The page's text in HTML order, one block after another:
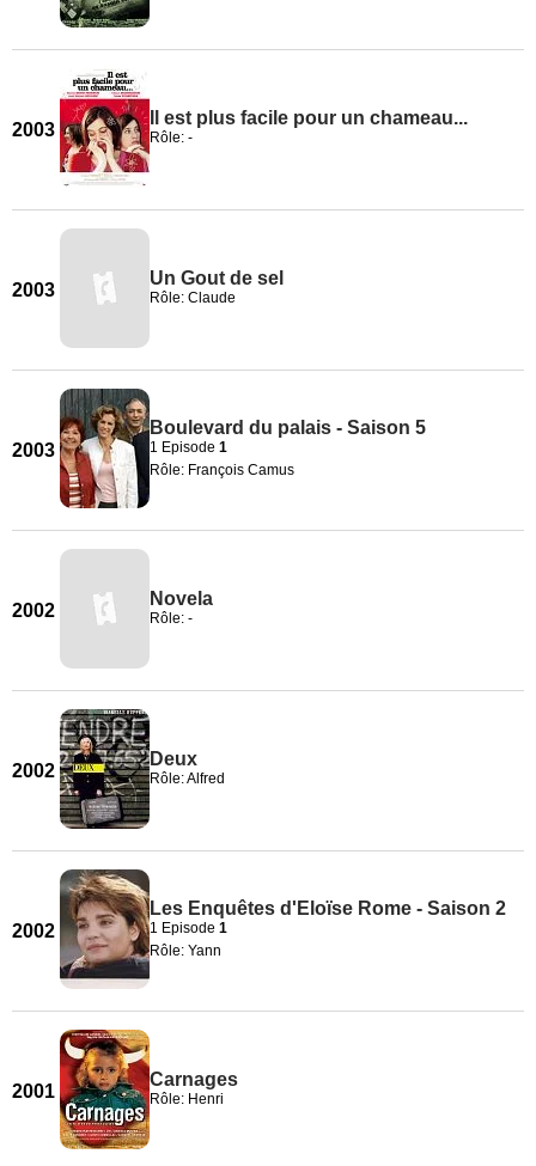
2003
Il est plus facile pour un chameau...
Rôle: -
2003
Un Gout de sel
Rôle: Claude
2003
Boulevard du palais - Saison 5
1 Episode 1
Rôle: François Camus
2002
Novela
Rôle: -
2002
Deux
Rôle: Alfred
2002
Les Enquêtes d'Eloïse Rome - Saison 2
1 Episode 1
Rôle: Yann
2001
Carnages
Rôle: Henri